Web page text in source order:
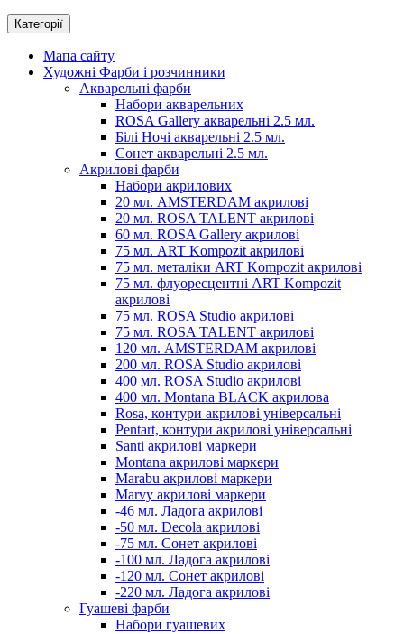
Категорії
Мапа сайту
Художні Фарби і розчинники
Акварельні фарби
Набори акварельних
ROSA Gallery акварельні 2.5 мл.
Білі Ночі акварельні 2.5 мл.
Сонет акварельні 2.5 мл.
Акрилові фарби
Набори акрилових
20 мл. AMSTERDAM акрилові
20 мл. ROSA TALENT акрилові
60 мл. ROSA Gallery акрилові
75 мл. ART Kompozit акрилові
75 мл. металіки ART Kompozit акрилові
75 мл. флуоресцентні ART Kompozit
акрилові
75 мл. ROSA Studio акрилові
75 мл. ROSA TALENT акрилові
120 мл. AMSTERDAM акрилові
200 мл. ROSA Studio акрилові
400 мл. ROSA Studio акрилові
400 мл. Montana BLACK акрилова
Rosa, контури акрилові універсальні
Pentart, контури акрилові універсальні
Santi акрилові маркери
Montana акрилові маркери
Marabu акрилові маркери
Marvy акрилові маркери
-46 мл. Ладога акрилові
-50 мл. Decola акрилові
-75 мл. Сонет акрилові
-100 мл. Ладога акрилові
-120 мл. Сонет акрилові
-220 мл. Ладога акрилові
Гуашеві фарби
Набори гуашевих